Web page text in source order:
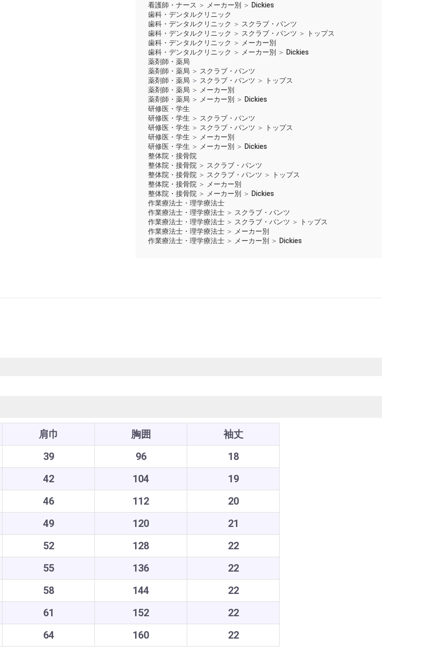
看護師・ナース ＞ メーカー別 ＞ Dickies
歯科・デンタルクリニック
歯科・デンタルクリニック ＞ スクラブ・パンツ
歯科・デンタルクリニック ＞ スクラブ・パンツ ＞
トップス
歯科・デンタルクリニック ＞
メーカー別
歯科・デンタルクリニック ＞ メーカー別 ＞ Dickies
薬剤師・薬局
薬剤師・薬局 ＞ スクラブ・パンツ
薬剤師・薬局 ＞ スクラブ・パンツ ＞
トップス
薬剤師・薬局 ＞
メーカー別
薬剤師・薬局 ＞ メーカー別 ＞ Dickies
研修医・学生
研修医・学生 ＞ スクラブ・パンツ
研修医・学生 ＞ スクラブ・パンツ ＞
トップス
研修医・学生 ＞
メーカー別
研修医・学生 ＞ メーカー別 ＞ Dickies
整体院・接骨院
整体院・接骨院 ＞ スクラブ・パンツ
整体院・接骨院 ＞ スクラブ・パンツ ＞
トップス
整体院・接骨院 ＞
メーカー別
整体院・接骨院 ＞ メーカー別 ＞ Dickies
作業療法士・理学療法士
作業療法士・理学療法士 ＞ スクラブ・パンツ
作業療法士・理学療法士 ＞ スクラブ・パンツ ＞
トップス
作業療法士・理学療法士 ＞
メーカー別
作業療法士・理学療法士 ＞ メーカー別 ＞ Dickies
肩巾 胸囲
袖丈
39
96
18
42
104
19
46
112
20
49
120
21
52
128
22
55
136
22
58
144
22
61
152
22
64
160 22